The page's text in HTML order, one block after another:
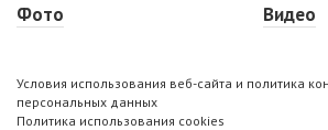
Фото
Видео
Условия использования веб-сайта и политика
персональных данных
Политика использования cookies